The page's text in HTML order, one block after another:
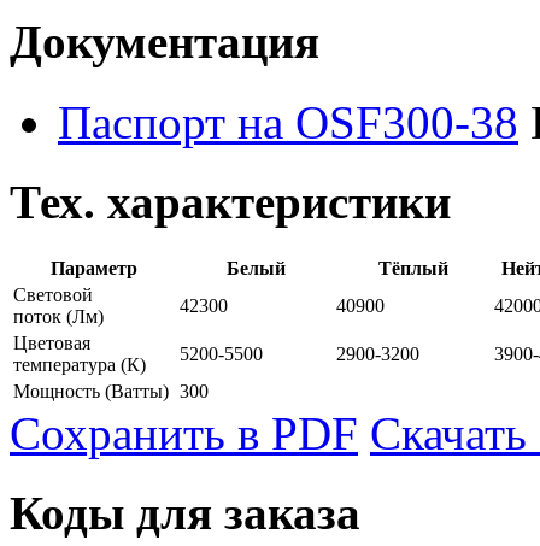
Документация
Паспорт на OSF300-38
Тех. характеристики
Параметр Белый Тёплый
Световой
поток (Лм)
42300 40900
Цветовая
температура (К)
5200-5500 2900-3200
Мощность (Ватты) 300
Сохранить в PDF
Коды для заказа